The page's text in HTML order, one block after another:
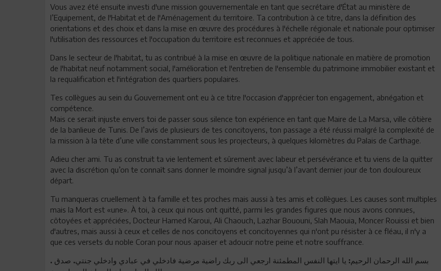
Vous avez été ensuite investi d'une mission gouvernementale en tant que secrétaire d'État au ministère de
l’Equipement, de l'Habitat et de l'Aménagement du territoire. Ta contribution à ce titre, dans la définition des
orientations et des choix et dans la mise en œuvre des procédures à l'échelle régionale et nationale pour optimiser
l'utilisation des ressources et l'occupation du territoire est reconnues et appréciée de tous.
Dans le secteur de l'habitat, tu as contribué à la mise en œuvre de la politique nationale en matière de promotion
de l'habitat neuf notamment social, l'amélioration et l'entretien de l'ensemble du patrimoine immobilier existant et
la requalification et l'intégration des quartiers populaires.
Tes collègues au sein du Gouvernement ont eu à ce titre l'occasion d'apprécier ton engagement, abnégation et
compétence.
Mais ce serait injuste envers toi de passer sous silence ton expérience en tant que Maire de La Marsa, ville côtière
de la banlieue de Tunis. De l’avis de plusieurs de tes concitoyens, ton passage a été réussi malgré la complexité de
la mission à la tête d’une ville constamment sous les projecteurs, à quelques kilomètres du Palais de Carthage.
Adieu cher ami. Tu as construit ta vie lentement et sûrement avec labeur et persévérance et tu viens de la quitter
avec la discrétion qu’on te connaît sans donner le moindre signal jusqu’à l’avant dernier jour de ton douloureux
départ.
Tu manqueras cruellement à ta famille et tes proches mais aussi à tes amis et collègues. Les causes sont multiples
mais la Mort est «une». À toi, à ceux qui nous ont quitté, parmi les grandes figures que nous avons connues,
côtoyées et appréciées, Docteur Hamed Karoui, Ali Chaouch, Lazhar Bououni, Slah Maouia, Moncer Rouissi et bien
d'autres, mais aussi à ceux et celles de nos concitoyens et concitoyennes qui n'ont pu résister à ce fléau, il n'y a
que ces versets du noble Coran pour nous apaiser et adoucir notre peine et notre souffrance.
. بسم الله الرحمان الرحيم: يا ايتها النفس المطمئنة ارجعي الى ربك راضية مرضية فادخلي في عبادي وادخلي جنتي. صدق